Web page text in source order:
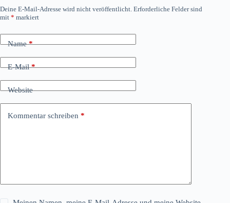
Deine E-Mail-Adresse wird nicht veröffentlicht. Erforderliche Felder sind
mit * markiert
Name*
E-Mail*
Website
Kommentar schreiben *